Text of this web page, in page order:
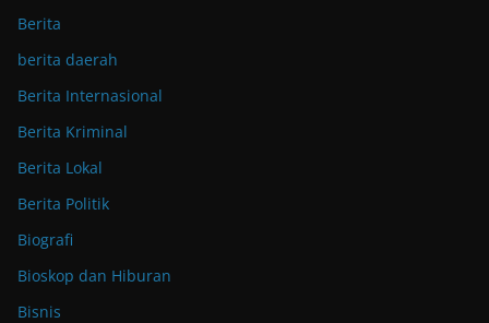
Berita
berita daerah
Berita Internasional
Berita Kriminal
Berita Lokal
Berita Politik
Biografi
Bioskop dan Hiburan
Bisnis